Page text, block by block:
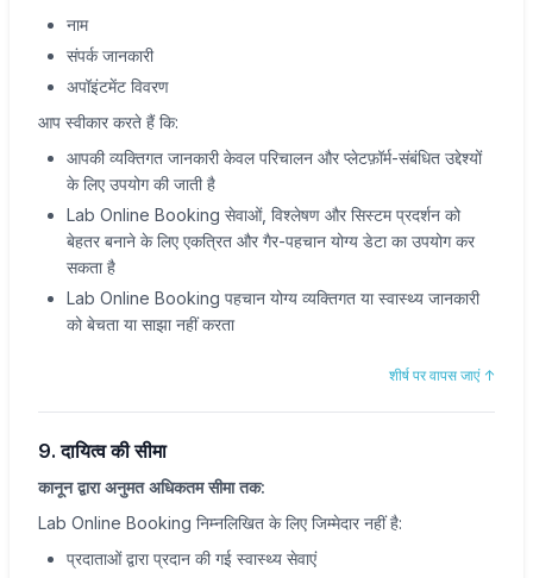
नाम
संपर्क जानकारी
अपॉइंटमेंट विवरण
आप स्वीकार करते हैं कि:
आपकी व्यक्तिगत जानकारी केवल परिचालन और प्लेटफ़ॉर्म-संबंधित उद्देश्यों
के लिए उपयोग की जाती है
Lab Online Booking सेवाओं, विश्लेषण और सिस्टम प्रदर्शन को
बेहतर बनाने के लिए एकत्रित और गैर-पहचान योग्य डेटा का उपयोग कर
सकता है
Lab Online Booking पहचान योग्य व्यक्तिगत या स्वास्थ्य जानकारी
को बेचता या साझा नहीं करता
शीर्ष पर वापस जाएं↑
9. दायित्व की सीमा
कानून द्वारा अनुमत अधिकतम सीमा तक:
Lab Online Booking निम्नलिखित के लिए जिम्मेदार नहीं है:
प्रदाताओं द्वारा प्रदान की गई स्वास्थ्य सेवाएं